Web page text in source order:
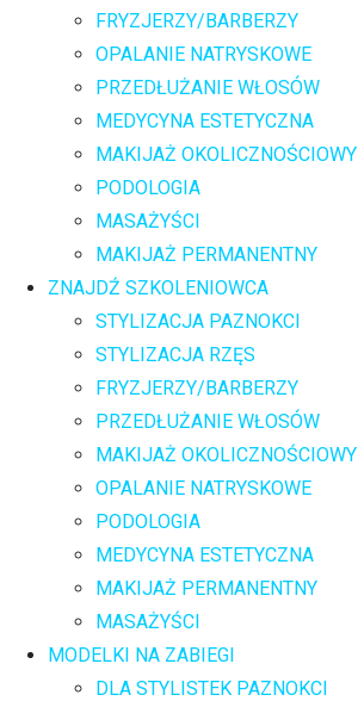
FRYZJERZY/BARBERZY
OPALANIE NATRYSKOWE
PRZEDŁUŻANIE WŁOSÓW
MEDYCYNA ESTETYCZNA
MAKIJAŻ OKOLICZNOŚCIOWY
PODOLOGIA
MASAŻYŚCI
MAKIJAŻ PERMANENTNY
ZNAJDŹ SZKOLENIOWCA
STYLIZACJA PAZNOKCI
STYLIZACJA RZĘS
FRYZJERZY/BARBERZY
PRZEDŁUŻANIE WŁOSÓW
MAKIJAŻ OKOLICZNOŚCIOWY
OPALANIE NATRYSKOWE
PODOLOGIA
MEDYCYNA ESTETYCZNA
MAKIJAŻ PERMANENTNY
MASAŻYŚCI
MODELKI NA ZABIEGI
DLA STYLISTEK PAZNOKCI